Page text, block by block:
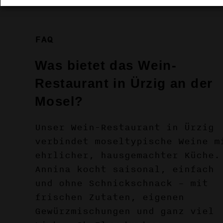
FAQ
Was bietet das Wein-
Restaurant in Ürzig an der
Mosel?
Unser Wein-Restaurant in Ürzig
verbindet moseltypische Weine
ehrlicher, hausgemachter Küche.
Annina kocht saisonal, einfach
und ohne Schnickschnack – mit
frischen Zutaten, eigenen
Gewürzmischungen und ganz viel